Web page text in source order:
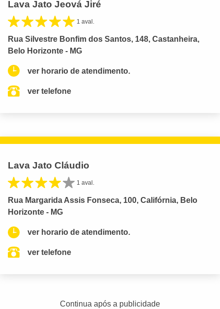
Lava Jato Jeová Jiré
1 aval.
Rua Silvestre Bonfim dos Santos, 148, Castanheira,
Belo Horizonte - MG
ver horario de atendimento.
ver telefone
Lava Jato Cláudio
1 aval.
Rua Margarida Assis Fonseca, 100, Califórnia, Belo
Horizonte - MG
ver horario de atendimento.
ver telefone
Continua após a publicidade